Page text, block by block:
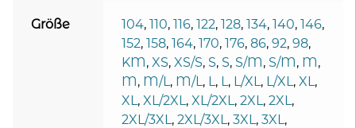
Größe 104, 110, 116, 122, 128, 134, 140, 146,
152, 158, 164, 170, 176, 86, 92, 98,
KM, XS, XS/S, S, S, S/M, S/M, M,
M, M/L, M/L, L, L, L/XL, L/XL, XL,
XL, XL/2XL, XL/2XL, 2XL, 2XL,
2XL/3XL, 2XL/3XL, 3XL, 3XL,